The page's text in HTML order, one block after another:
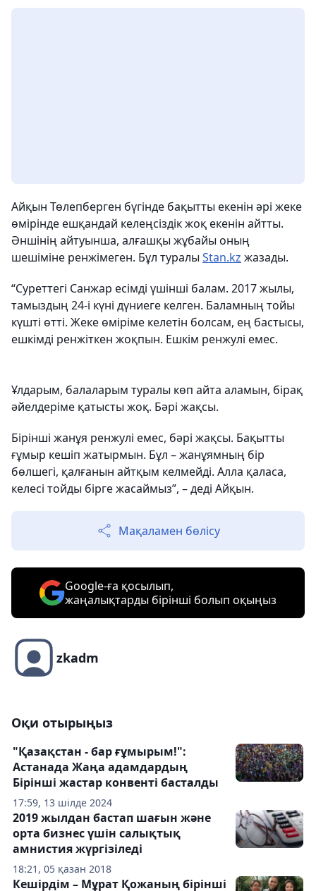
Айқын Төлепберген бүгінде бақытты екенін әрі жеке
өмірінде ешқандай келеңсіздік жоқ екенін айтты.
Әншінің айтуынша, алғашқы жұбайы оның
шешіміне ренжімеген. Бұл туралы Stan.kz жазады.
“Суреттегі Санжар есімді үшінші балам. 2017 жылы,
тамыздың 24-і күні дүниеге келген. Баламның тойы
күшті өтті. Жеке өміріме келетін болсам, ең бастысы,
ешкімді ренжіткен жоқпын. Ешкім ренжулі емес.
Ұлдарым, балаларым туралы көп айта аламын, бірақ
әйелдеріме қатысты жоқ. Бәрі жақсы.
Бірінші жанұя ренжулі емес, бәрі жақсы. Бақытты
ғұмыр кешіп жатырмын. Бұл – жанұямның бір
бөлшегі, қалғанын айтқым келмейді. Алла қаласа,
келесі тойды бірге жасаймыз”, – деді Айқын.
Мақаламен бөлісу
Google-ға қосылып,
жаңалықтарды бірінші болып оқыңыз
zkadm
Оқи отырыңыз
17:59, 13 шілде 2024
"Қазақстан - бар ғұмырым!":
Астанада Жаңа адамдардың
Бірінші жастар конвенті басталды
18:21, 05 қазан 2018
2019 жылдан бастап шағын және
орта бизнес үшін салықтық
амнистия жүргізіледі
Кешірдім – Мұрат Қожаның бірінші